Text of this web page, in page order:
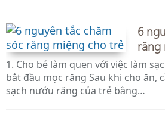
6
răng
1. Cho bé làm quen với việc làm
bắt đầu mọc răng Sau khi cho ăn,
sạch nướu răng của trẻ bằng…